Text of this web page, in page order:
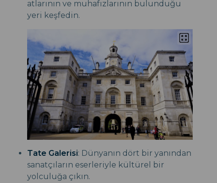
atlarının ve muhafızlarının bulunduğu
yeri keşfedin.
Tate Galerisi: Dünyanın dört bir yanından
sanatçıların eserleriyle kültürel bir
yolculuğa çıkın.